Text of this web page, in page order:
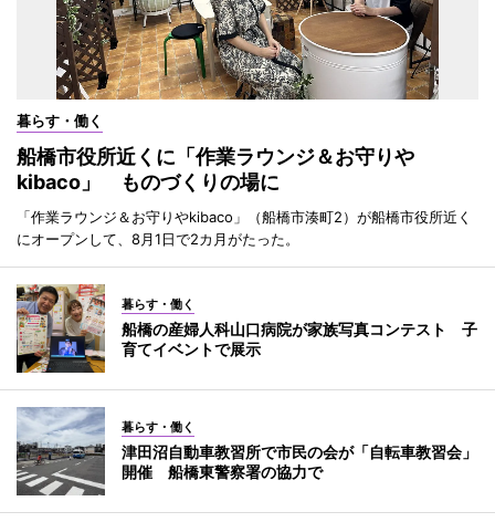
暮らす・働く
船橋市役所近くに「作業ラウンジ＆お守りや
kibaco」 ものづくりの場に
「作業ラウンジ＆お守りやkibaco」（船橋市湊町2）が船橋市役所近く
にオープンして、8月1日で2カ月がたった。
暮らす・働く
船橋の産婦人科山口病院が家族写真コンテスト 子
育てイベントで展示
暮らす・働く
津田沼自動車教習所で市民の会が「自転車教習会」
開催 船橋東警察署の協力で